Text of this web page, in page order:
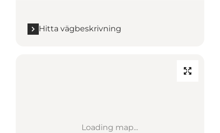
Hitta vägbeskrivning
Loading map...